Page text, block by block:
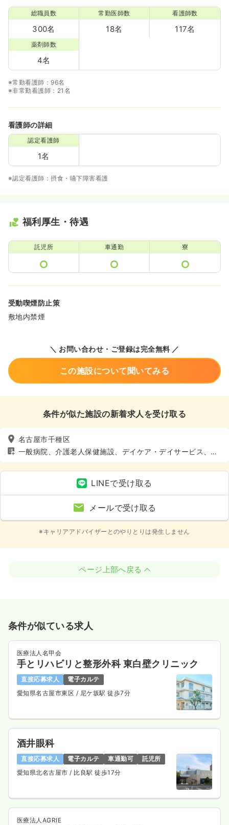
総職員数
300名
常勤医師数
18名
看護師数
117名
薬剤師数
4名
※常勤看護師：96名
※非常勤看護師：21名
看護師の詳細
認定看護師
1名
※認定看護師：摂食・嚥下障害看護
福利厚生・待遇
託児所 車通勤 寮
受動喫煙防止策
敷地内禁煙
＼ お問い合わせ・ご登録は完全無料 ／
この施設について聞いてみる
条件が似た施設の新着求人を受け取る
名古屋市千種区
一般病院、介護老人保健施設、デイケア・デイサービス、健
診センター、車通勤可（駐車場有）、寮あり、託児所あり
LINEで受け取る
メールで受け取る
※キャリアアドバイザーとのやりとりは発生しません
ページ上部へ戻る
条件が似ている求人
医療法人名甲会
手とリハビリと整形外科 東白壁クリニック
直接応募求人
電子カルテ
愛知県名古屋市東区 / 尼ケ坂駅 徒歩7分
酒井眼科
直接応募求人 電子カルテ 車通勤可
託児所
愛知県北名古屋市 / 比良駅 徒歩17分
医療法人AGRIE